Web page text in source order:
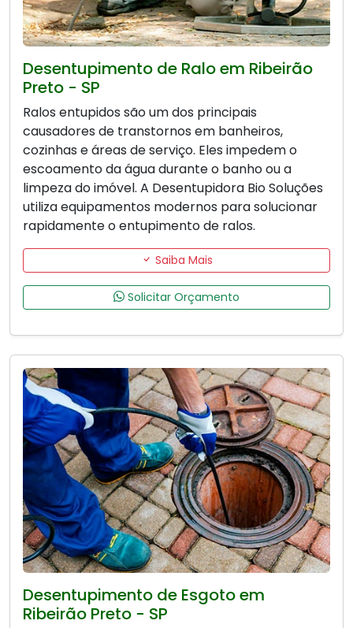
Desentupimento de Ralo em Ribeirão
Preto - SP
Ralos entupidos são um dos principais
causadores de transtornos em banheiros,
cozinhas e áreas de serviço. Eles impedem o
escoamento da água durante o banho ou a
limpeza do imóvel. A Desentupidora Bio Soluções
utiliza equipamentos modernos para solucionar
rapidamente o entupimento de ralos.
Saiba Mais
Solicitar Orçamento
Desentupimento de Esgoto em
Ribeirão Preto - SP